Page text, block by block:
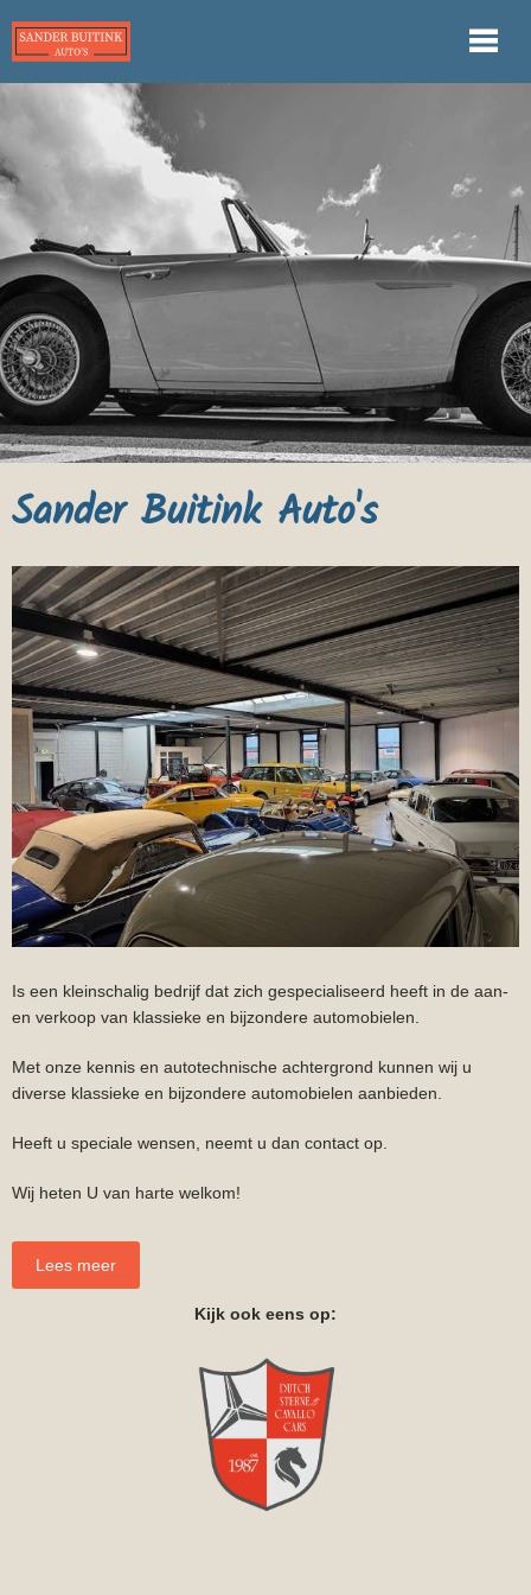
Sander Buitink Auto's
Is een kleinschalig bedrijf dat zich gespecialiseerd heeft in de aan-
en verkoop van klassieke en bijzondere automobielen.
Met onze kennis en autotechnische achtergrond kunnen wij u
diverse klassieke en bijzondere automobielen aanbieden.
Heeft u speciale wensen, neemt u dan contact op.
Wij heten U van harte welkom!
Lees meer
Kijk ook eens op: